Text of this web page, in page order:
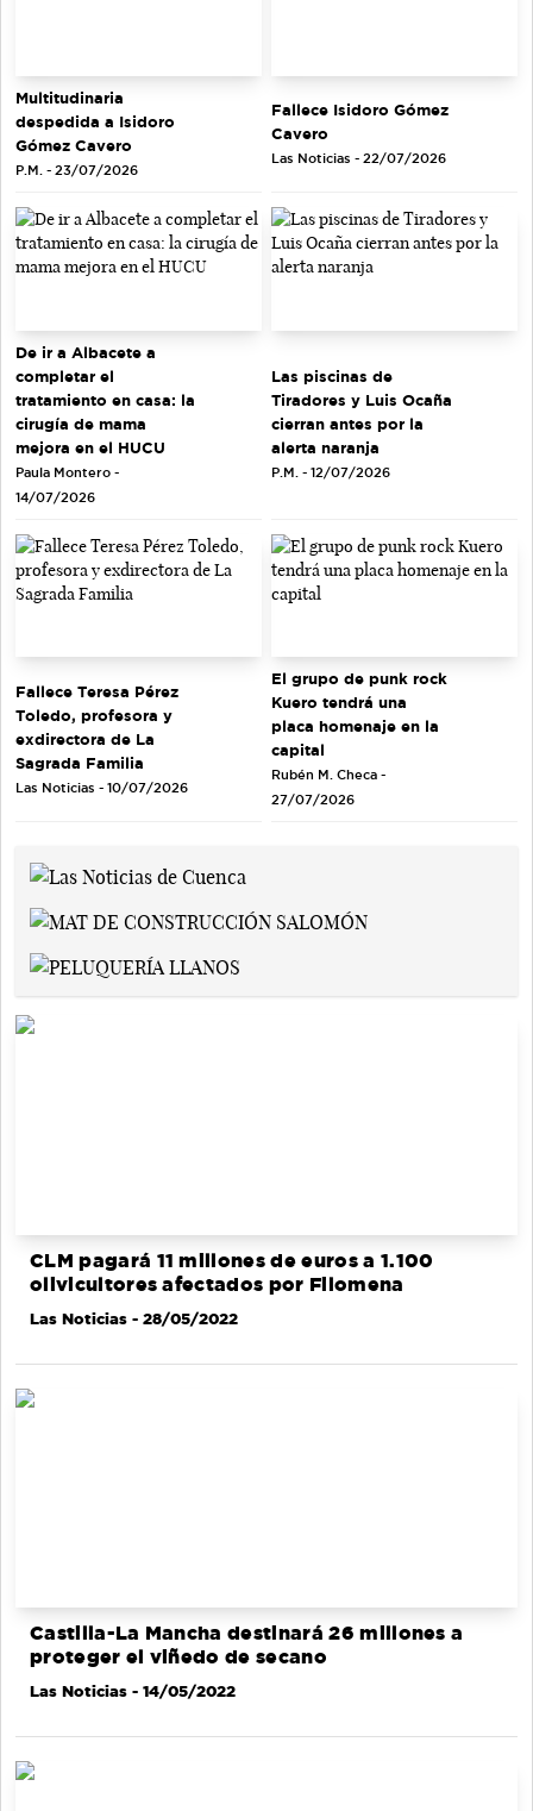
Multitudinaria
despedida a Isidoro
Gómez Cavero
P.M. - 23/07/2026
Fallece Isidoro Gómez
Cavero
Las Noticias - 22/07/2026
De ir a Albacete a
completar el
tratamiento en casa: la
cirugía de mama
mejora en el HUCU
Paula Montero -
14/07/2026
Las piscinas de
Tiradores y Luis Ocaña
cierran antes por la
alerta naranja
P.M. - 12/07/2026
Fallece Teresa Pérez
Toledo, profesora y
exdirectora de La
Sagrada Familia
Las Noticias - 10/07/2026
El grupo de punk rock
Kuero tendrá una
placa homenaje en la
capital
Rubén M. Checa -
27/07/2026
CLM pagará 11 millones de euros a 1.100
olivicultores afectados por Filomena
Las Noticias - 28/05/2022
Castilla-La Mancha destinará 26 millones a
proteger el viñedo de secano
Las Noticias - 14/05/2022